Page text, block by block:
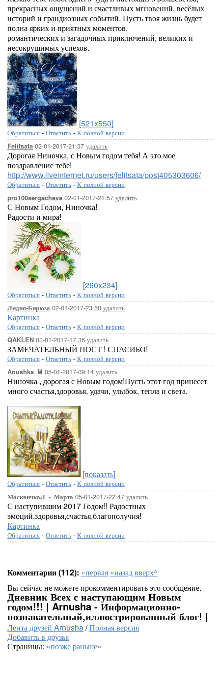
прекрасных ощущений и счастливых мгновений, весёлых
историй и грандиозных событий. Пусть твоя жизнь будет
полна ярких и приятных моментов,
романтических и загадочных приключений, великих и
несокрушимых успехов.
[521x550]
Обратиться - Ответить - К полной версии
Felitsata 02-01-2017-21:37 удалить
Дорогая Ниночка, с Новым годом тебя! А это мое
поздравление тебе!
http://www.liveinternet.ru/users/felitsata/post405303606/
Обратиться - Ответить - К полной версии
pro100sergacheva 02-01-2017-21:57 удалить
С Новым Годом, Ниночка!
Радости и мира!
[260x234]
Обратиться - Ответить - К полной версии
Лидия-Бирюза 02-01-2017-23:50 удалить
Картинка
Обратиться - Ответить - К полной версии
QAKLEN 03-01-2017-17:36 удалить
ЗАМЕЧАТЕЛЬНЫЙ ПОСТ ! СПАСИБО!
Обратиться - Ответить - К полной версии
Anushka_M 05-01-2017-09:14 удалить
Ниночка , дорогая с Новым годом!Пусть этот год принесет
много счастья,здоровья, удачи, улыбок, тепла и света.
[показать]
Обратиться - Ответить - К полной версии
МосквичкаЛ_-_Марта 05-01-2017-22:47 удалить
С наступившим 2017 Годом!! Радостных
эмоций,здоровья,счастья,благополучия!
Картинка
Обратиться - Ответить - К полной версии
Комментарии (112): «первая «назадвверх^
Вы сейчас не можете прокомментировать это сообщение.
Дневник Всех с наступающим Новым
годом!!! | Arnusha - Информационно-
познавательный,иллюстрированный блог! |
Лента друзей Arnusha/Полная версия
Добавить в друзья
Страницы: «позжераньше»